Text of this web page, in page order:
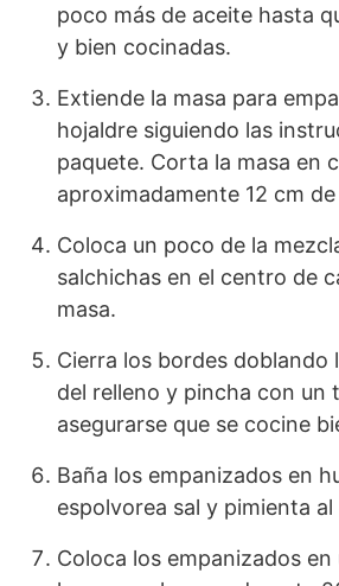
poco más de aceite hasta
y bien cocinadas.
Extiende la masa para
hojaldre siguiendo las
paquete. Corta la masa en
aproximadamente 12 cm
Coloca un poco de la
salchichas en el centro de
masa.
Cierra los bordes doblando
del relleno y pincha con un
asegurarse que se cocine
Baña los empanizados en
espolvorea sal y pimienta
Coloca los empanizados